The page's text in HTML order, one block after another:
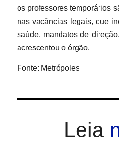
os professores temporários
nas vacâncias legais, que
saúde, mandatos de
acrescentou o órgão.
Fonte: Metrópoles
Leia